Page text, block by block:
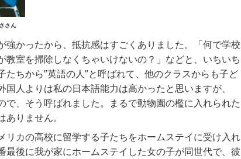
さん
かったから、抵抗感はすごくありました。「何で学校
室を掃除しなくちゃいけないの？」などと、いちいち
ちから”英語の人”と呼ばれて、他のクラスからも子ど
人よりは私の日本語能力は高かったと思いますが、
、そう呼ばれました。まるで動物園の檻に入れられた
りません。
カの高校に留学する子たちをホームステイに受け入れ
後に我が家にホームステイした女の子が同世代で、彼